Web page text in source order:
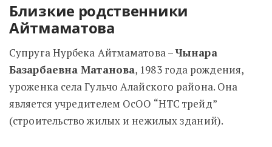
Близкие родственники
Айтмаматова
Супруга Нурбека Айтмаматова –Чынара
Базарбаевна Матанова, 1983 года рождения,
уроженка села Гульчо Алайского района. Она
является учредителем ОсОО “НТС трейд”
(строительство жилых и нежилых зданий).